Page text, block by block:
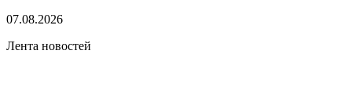
07.08.2026
Лента новостей